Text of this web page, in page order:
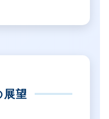
展望